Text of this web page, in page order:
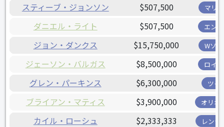
スティーブ・ジョンソン $507,500 マリ
ダニエル・ライト $507,500 エン
ジョン・ダンクス $15,750,000 Wソ
ジェーソン・バルガス $8,500,000 ロイ
グレン・パーキンス $6,300,000 ツイ
ブライアン・マティス $3,900,000 オリオ
カイル・ローシュ $2,333,333 レンジ